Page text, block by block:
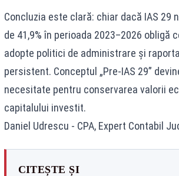
Concluzia este clară: chiar dacă IAS 29
de 41,9% în perioada 2023–2026
adopte politici de administrare și
persistent. Conceptul „Pre-IAS 29”
necesitate pentru conservarea valorii
capitalului investit.
Daniel Udrescu - CPA, Expert Contabil
CITEȘTE ȘI